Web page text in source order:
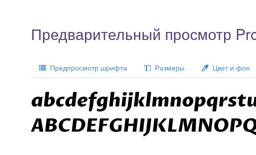
Предварительный просмотр
Предпросмотр шрифта Размеры Цвет и фон